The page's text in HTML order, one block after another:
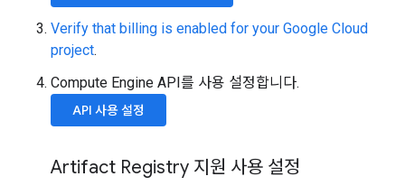
Verify that billing is enabled for your Google Cloud
project.
Compute Engine API를 사용 설정합니다.
API 사용 설정
Artifact Registry 지원 사용 설정